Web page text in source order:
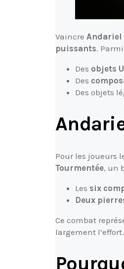
Vaincre Andariel
puissants.
Des objets
Des
Des objets
Pour les joueurs
Tourmentée, un
Les six
Deux
Ce combat
largement l’effort.